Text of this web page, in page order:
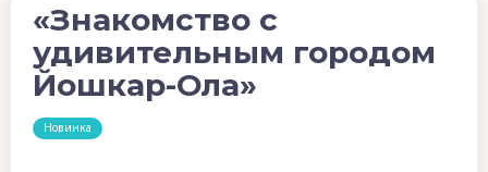
«Знакомство с
удивительным городом
Йошкар-Ола»
Новинка